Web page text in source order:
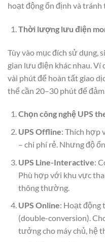
hoạt động ổn định và
Thời lượng lưu điện
Tùy vào mục đích sử dụng,
gian lưu điện khác nhau. Ví
vài phút để hoàn tất giao
thể cần 20–30 phút để
Chọn công nghệ UPS
UPS Offline: Thích hợp
– chi phí rẻ. Nhưng độ
UPS Line-Interactive:
Phù hợp với khu vực
thông thường.
UPS Online: Hoạt động
(double-conversion).
tưởng cho máy chủ, hệ